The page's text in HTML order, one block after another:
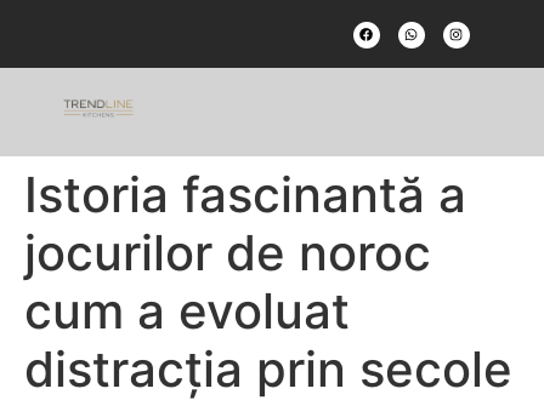
Istoria fascinantă a
jocurilor de noroc
cum a evoluat
distracția prin secole